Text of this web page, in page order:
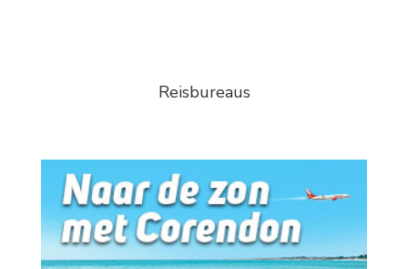
Reisbureaus